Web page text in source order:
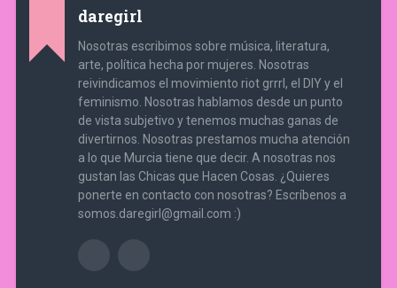
daregirl
Nosotras escribimos sobre música, literatura,
arte, política hecha por mujeres. Nosotras
reivindicamos el movimiento riot grrrl, el DIY y el
feminismo. Nosotras hablamos desde un punto
de vista subjetivo y tenemos muchas ganas de
divertirnos. Nosotras prestamos mucha atención
a lo que Murcia tiene que decir. A nosotras nos
gustan las Chicas que Hacen Cosas. ¿Quieres
ponerte en contacto con nosotras? Escríbenos a
somos.daregirl@gmail.com :)